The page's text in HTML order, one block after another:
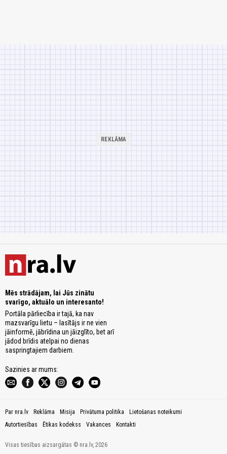
Mēs strādājam, lai Jūs zinātu
svarīgo, aktuālo un interesanto!
Portāla pārliecība ir tajā, ka nav
mazsvarīgu lietu – lasītājs ir ne vien
jāinformē, jābrīdina un jāizglīto, bet arī
jādod brīdis atelpai no dienas
saspringtajiem darbiem.
Sazinies ar mums:
Par nra.lv Reklāma Misija Privātuma politika
Lietošanas noteikumi
Autortiesības
Ētikas kodekss Vakances Kontakti
Visas tiesības aizsargātas © nra.lv, 2026